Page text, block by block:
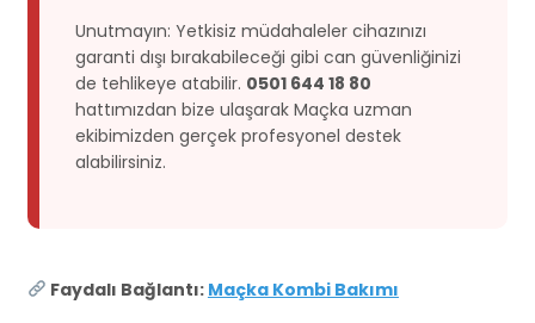
Unutmayın: Yetkisiz müdahaleler cihazınızı
garanti dışı bırakabileceği gibi can güvenliğinizi
de tehlikeye atabilir. 0501 644 18 80
hattımızdan bize ulaşarak Maçka uzman
ekibimizden gerçek profesyonel destek
alabilirsiniz.
Faydalı Bağlantı: Maçka Kombi Bakımı